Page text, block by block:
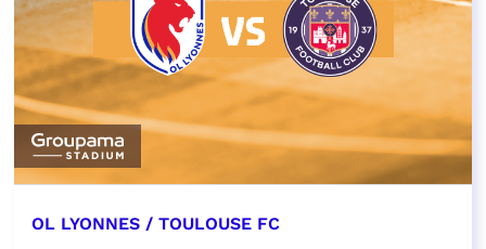
OL LYONNES / TOULOUSE FC